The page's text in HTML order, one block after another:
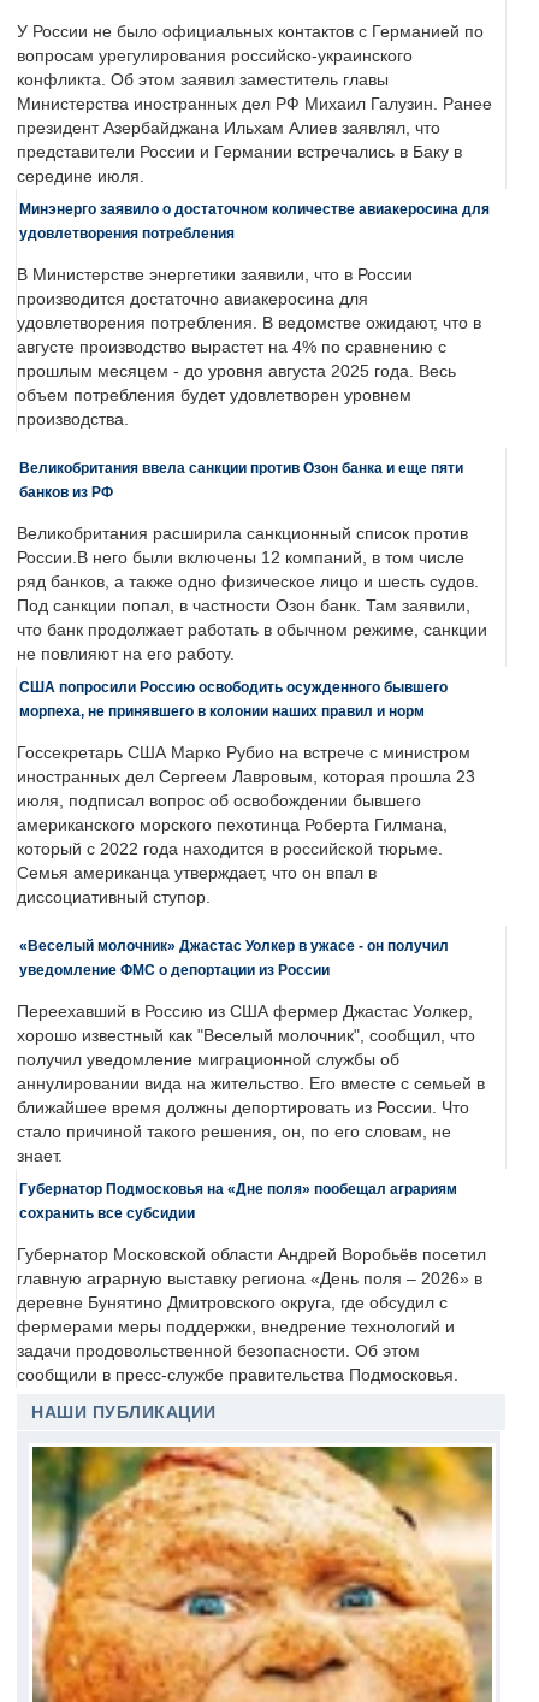
У России не было официальных контактов с Германией по
вопросам урегулирования российско-украинского
конфликта. Об этом заявил заместитель главы
Министерства иностранных дел РФ Михаил Галузин. Ранее
президент Азербайджана Ильхам Алиев заявлял, что
представители России и Германии встречались в Баку в
середине июля.
Минэнерго заявило о достаточном количестве авиакеросина для
удовлетворения потребления
В Министерстве энергетики заявили, что в России
производится достаточно авиакеросина для
удовлетворения потребления. В ведомстве ожидают, что в
августе производство вырастет на 4% по сравнению с
прошлым месяцем - до уровня августа 2025 года. Весь
объем потребления будет удовлетворен уровнем
производства.
Великобритания ввела санкции против Озон банка и еще пяти
банков из РФ
Великобритания расширила санкционный список против
России.В него были включены 12 компаний, в том числе
ряд банков, а также одно физическое лицо и шесть судов.
Под санкции попал, в частности Озон банк. Там заявили,
что банк продолжает работать в обычном режиме, санкции
не повлияют на его работу.
США попросили Россию освободить осужденного бывшего
морпеха, не принявшего в колонии наших правил и норм
Госсекретарь США Марко Рубио на встрече с министром
иностранных дел Сергеем Лавровым, которая прошла 23
июля, подписал вопрос об освобождении бывшего
американского морского пехотинца Роберта Гилмана,
который с 2022 года находится в российской тюрьме.
Семья американца утверждает, что он впал в
диссоциативный ступор.
«Веселый молочник» Джастас Уолкер в ужасе - он получил
уведомление ФМС о депортации из России
Переехавший в Россию из США фермер Джастас Уолкер,
хорошо известный как "Веселый молочник", сообщил, что
получил уведомление миграционной службы об
аннулировании вида на жительство. Его вместе с семьей в
ближайшее время должны депортировать из России. Что
стало причиной такого решения, он, по его словам, не
знает.
Губернатор Подмосковья на «Дне поля» пообещал аграриям
сохранить все субсидии
Губернатор Московской области Андрей Воробьёв посетил
главную аграрную выставку региона «День поля – 2026» в
деревне Бунятино Дмитровского округа, где обсудил с
фермерами меры поддержки, внедрение технологий и
задачи продовольственной безопасности. Об этом
сообщили в пресс-службе правительства Подмосковья.
НАШИ ПУБЛИКАЦИИ